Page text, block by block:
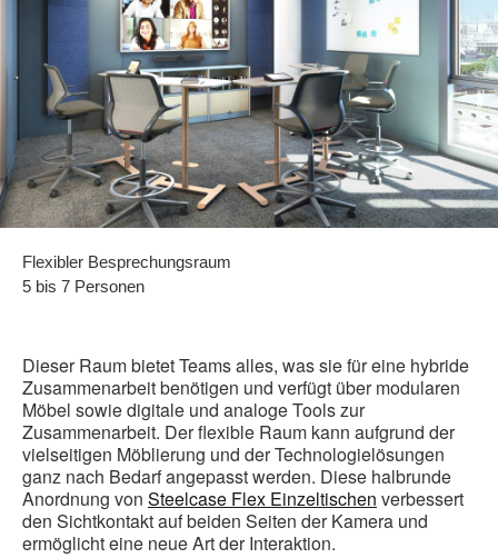
Flexibler Besprechungsraum
5 bis 7 Personen
Dieser Raum bietet Teams alles, was sie für eine hybride
Zusammenarbeit benötigen und verfügt über modularen
Möbel sowie digitale und analoge Tools zur
Zusammenarbeit. Der flexible Raum kann aufgrund der
vielseitigen Möblierung und der Technologielösungen
ganz nach Bedarf angepasst werden. Diese halbrunde
Anordnung von Steelcase Flex Einzeltischen verbessert
den Sichtkontakt auf beiden Seiten der Kamera und
ermöglicht eine neue Art der Interaktion.